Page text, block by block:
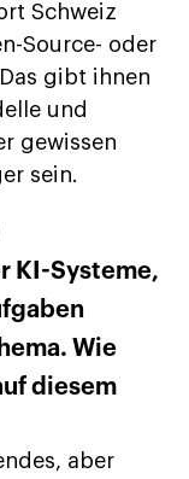
Schweiz
Source- oder
gibt ihnen
und
gewissen
sein.
KI-Systeme,
Wie
diesem
aber